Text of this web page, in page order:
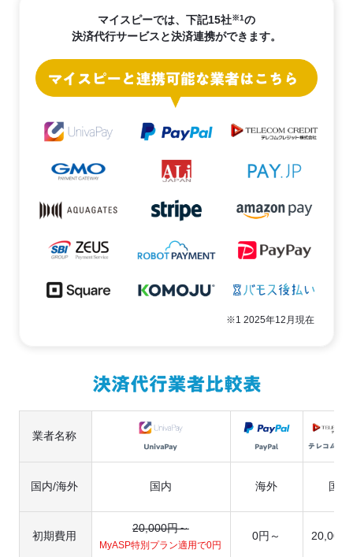
マイスピーでは、下記15社※1の
決済代行サービスと決済連携ができます。
※1 2025年12月現在
業者名称
国内/海外 国内 海外 国内
初期費用
20,000円～
MyASP特別プラン適用で0円
0円～ 20,000